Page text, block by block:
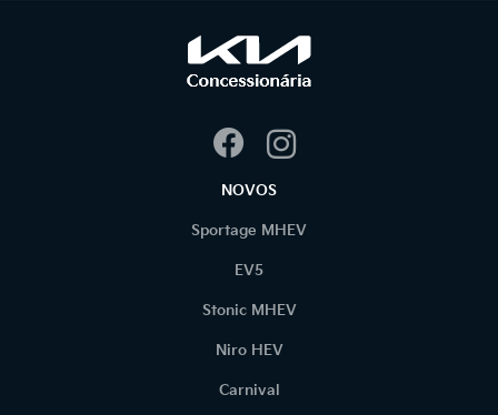
NOVOS
Sportage MHEV
EV5
Stonic MHEV
Niro HEV
Carnival